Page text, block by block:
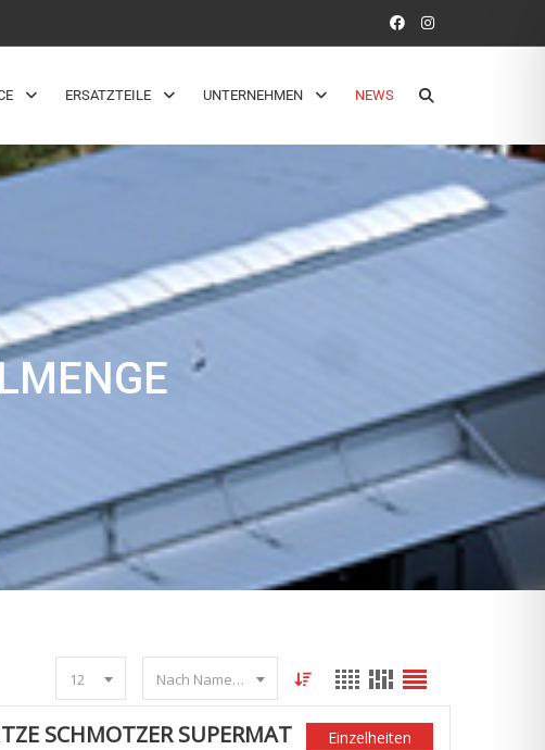
ERSATZTEILE UNTERNEHMEN NEWS
12 Nach Name sortieren
SCHMOTZER SUPERMAT
Einzelheiten